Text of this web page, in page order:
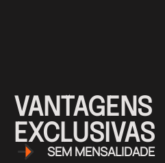
VANTAGENS
EXCLUSIVAS
SEM MENSALIDADE